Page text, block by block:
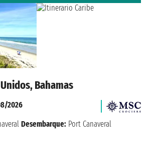
Bahamas
2026
Desembarque: Port Canaveral